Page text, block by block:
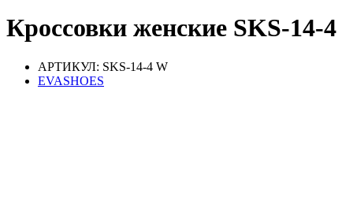
Кроссовки женские SKS-14-4
АРТИКУЛ: SKS-14-4 W
EVASHOES